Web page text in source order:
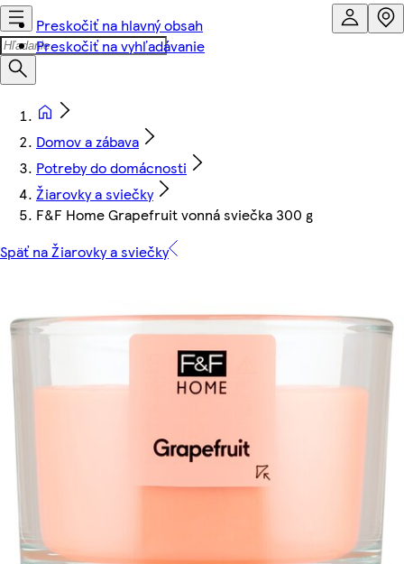
Preskočiť na hlavný obsah
Preskočiť na vyhľadávanie
Domov a zábava
Potreby do domácnosti
Žiarovky a sviečky
F&F Home Grapefruit vonná sviečka 300 g
Späť na Žiarovky a sviečky